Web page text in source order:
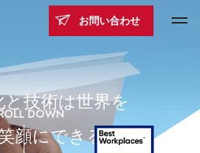
お問い合わせ
と技術は世界を
顔にできる
DOWN